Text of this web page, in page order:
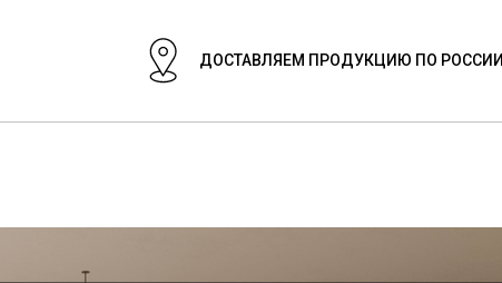
ДОСТАВЛЯЕМ ПРОДУКЦИЮ ПО РОССИИ